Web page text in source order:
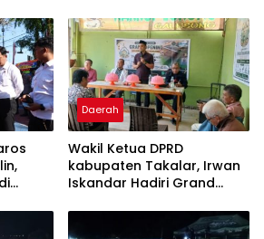
Penambang
Daerah
Wakil Ketua DPRD
kabupaten Takalar, Irwan
Iskandar Hadiri Grand
Pertama di Takalar,
Melayani Terapis Gratis